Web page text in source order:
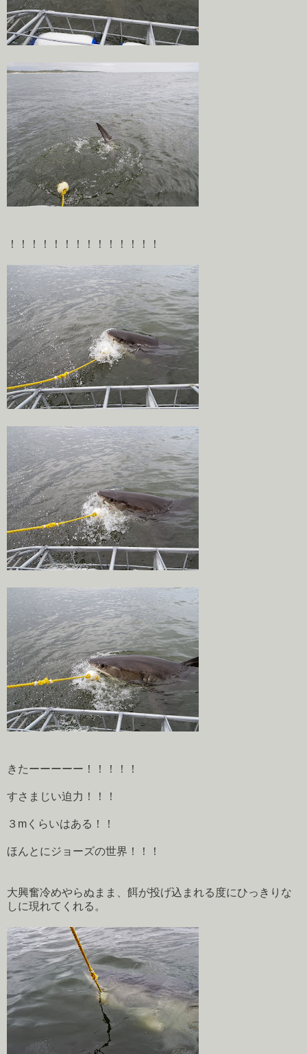
！！！！！！！！！！！！！！
きたーーーーー！！！！！
すさまじい迫力！！！
３mくらいはある！！
ほんとにジョーズの世界！！！
大興奮冷めやらぬまま、餌が投げ込まれる度にひっきりな
しに現れてくれる。